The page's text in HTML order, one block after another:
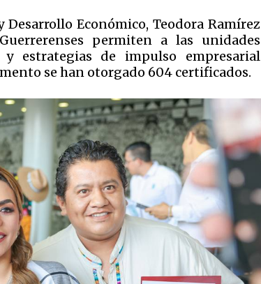
Económico, Teodora Ramírez
permiten a las unidades
y estrategias de impulso empresarial
se han otorgado 604 certificados.